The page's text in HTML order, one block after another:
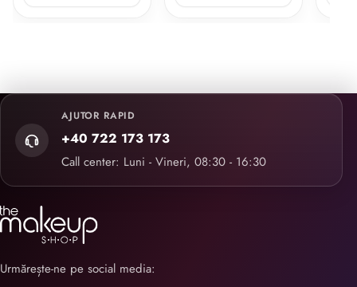
AJUTOR RAPID
+40 722 173 173
Call center: Luni - Vineri, 08:30 - 16:30
Urmărește-ne pe social media: